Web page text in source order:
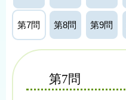
第7問 第8問 第9問
第7問